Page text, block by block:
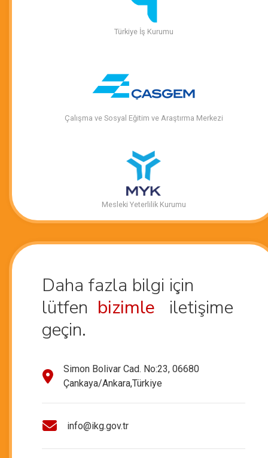
Türkiye İş Kurumu
Çalışma ve Sosyal Eğitim ve Araştırma Merkezi
Mesleki Yeterlilik Kurumu
Daha fazla bilgi için
lütfen bizimle
iletişime
geçin.
Simon Bolivar Cad. No:23, 06680
Çankaya/Ankara,Türkiye
info@ikg.gov.tr